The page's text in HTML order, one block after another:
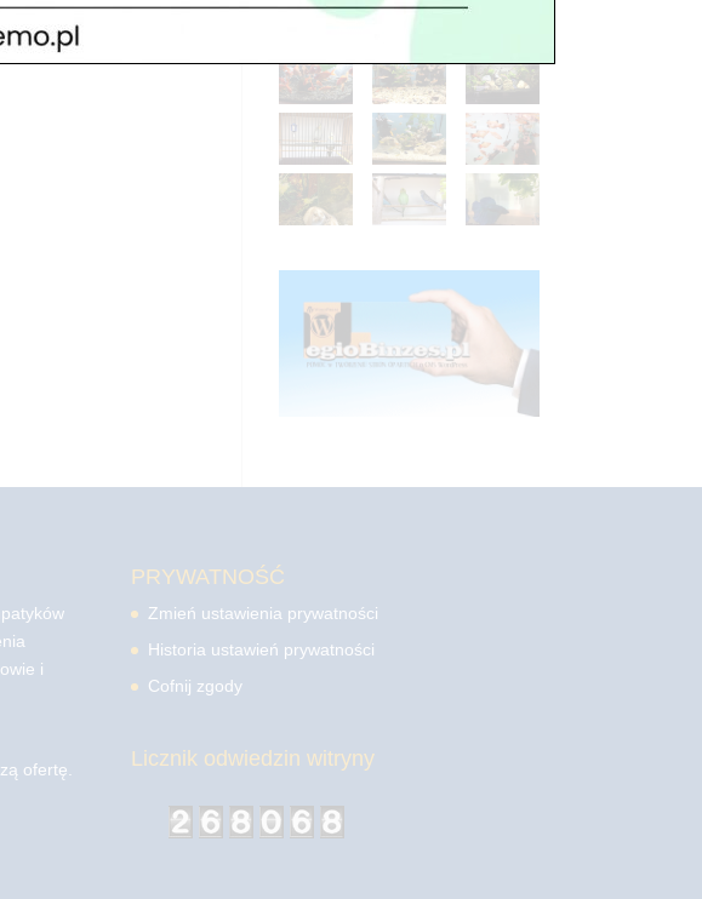
i
ofertę.
PRYWATNOŚĆ
Zmień ustawienia prywatności
Historia ustawień prywatności
Cofnij zgody
Licznik odwiedzin witryny